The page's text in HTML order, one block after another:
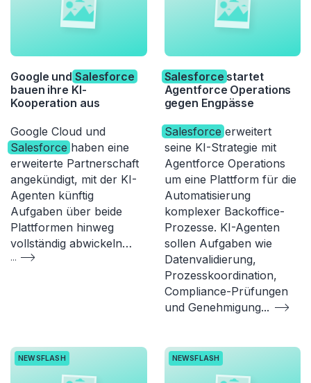
Google undSalesforce
bauen ihre KI-
Kooperation aus
Google Cloud und
Salesforce haben eine
erweiterte Partnerschaft
angekündigt, mit der KI-
Agenten künftig
Aufgaben über beide
Plattformen hinweg
vollständig abwickeln…
...
Salesforce startet
Agentforce Operations
gegen Engpässe
Salesforce erweitert
seine KI-Strategie mit
Agentforce Operations
um eine Plattform für die
Automatisierung
komplexer Backoffice-
Prozesse. KI-Agenten
sollen Aufgaben wie
Datenvalidierung,
Prozesskoordination,
Compliance-Prüfungen
und Genehmigung...
NEWSFLASH NEWSFLASH